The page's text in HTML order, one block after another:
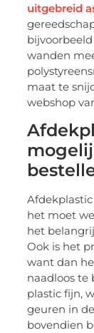
uitgebreid
wanden
maat te
webshop
het moet
het
Ook is het
want dan
naadloos te
plastic fijn,
geuren in
bovendien